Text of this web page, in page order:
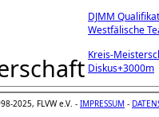
DJMM
Westfälische
Kreis-
Diskus+3000m
2025, FLVW e.V. - IMPRESSUM -